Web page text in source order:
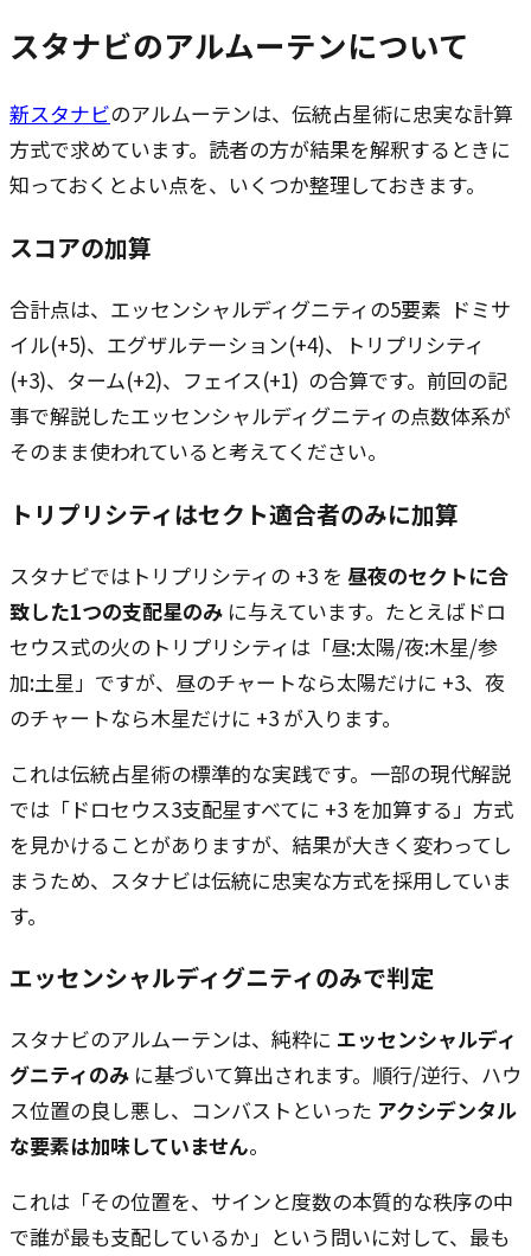
スタナビのアルムーテンについて
新スタナビのアルムーテンは、伝統占星術に忠実な計算
方式で求めています。読者の方が結果を解釈するときに
知っておくとよい点を、いくつか整理しておきます。
スコアの加算
合計点は、エッセンシャルディグニティの5要素 ―― ドミサ
イル(+5)、エグザルテーション(+4)、トリプリシティ
(+3)、ターム(+2)、フェイス(+1) ―― の合算です。前回の記
事で解説したエッセンシャルディグニティの点数体系が
そのまま使われていると考えてください。
トリプリシティはセクト適合者のみに加算
スタナビではトリプリシティの +3 を 昼夜のセクトに合
致した1つの支配星のみ に与えています。たとえばドロ
セウス式の火のトリプリシティは「昼:太陽/夜:木星/参
加:土星」ですが、昼のチャートなら太陽だけに +3、夜
のチャートなら木星だけに +3 が入ります。
これは伝統占星術の標準的な実践です。一部の現代解説
では「ドロセウス3支配星すべてに +3 を加算する」方式
を見かけることがありますが、結果が大きく変わってし
まうため、スタナビは伝統に忠実な方式を採用していま
す。
エッセンシャルディグニティのみで判定
スタナビのアルムーテンは、純粋に エッセンシャルディ
グニティのみ に基づいて算出されます。順行/逆行、ハウ
ス位置の良し悪し、コンバストといった アクシデンタル
な要素は加味していません。
これは「その位置を、サインと度数の本質的な秩序の中
で誰が最も支配しているか」という問いに対して、最も